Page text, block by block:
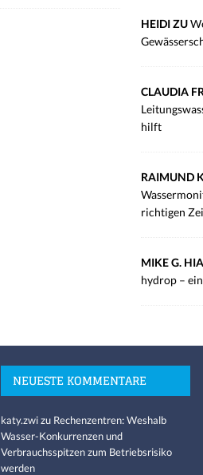
HEIDI ZU
CLAUDIA
hilft
RAIMUND
richtigen
MIKE G.
hydrop –
NEUESTE KOMMENTARE
katy.zwizu Rechenzentren: Weshalb
Wasser-Konkurrenzen und
Verbrauchsspitzen zum Betriebsrisiko
werden